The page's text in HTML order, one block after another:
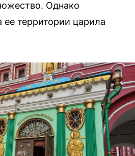
Однако
ее территории царила